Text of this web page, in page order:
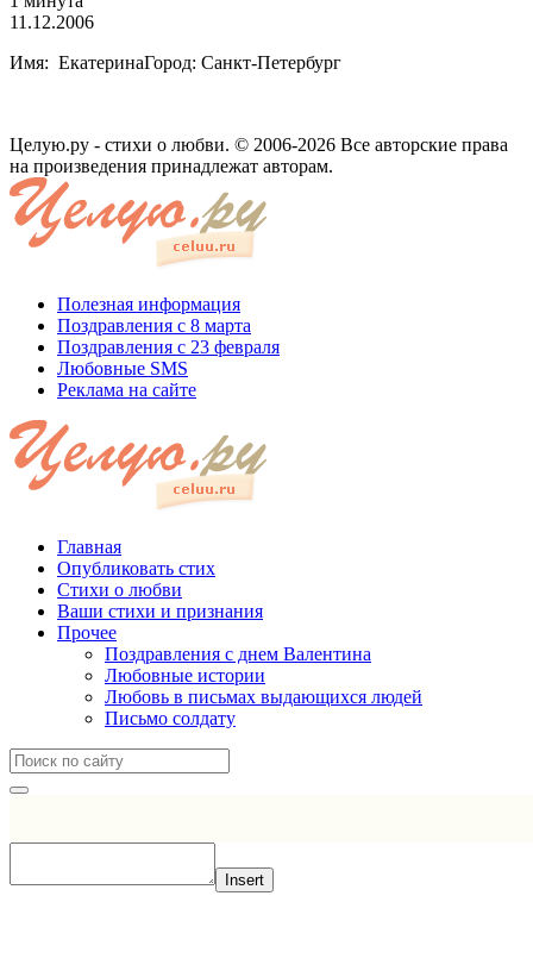
11.12.2006
Имя: ЕкатеринаГород: Санкт-Петербург
Целую.ру - стихи о любви. © 2006-2026 Все авторские права
на произведения принадлежат авторам.
Полезная информация
Поздравления с 8 марта
Поздравления с 23 февраля
Любовные SMS
Реклама на сайте
Главная
Опубликовать стих
Стихи о любви
Ваши стихи и признания
Прочее
Поздравления с днем Валентина
Любовные истории
Любовь в письмах выдающихся людей
Письмо солдату
Insert